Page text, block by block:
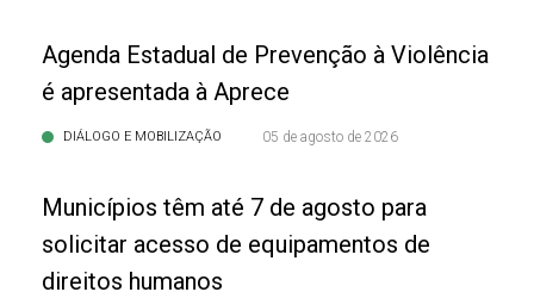
Agenda Estadual de Prevenção à Violência
é apresentada à Aprece
DIÁLOGO E MOBILIZAÇÃO 05 de agosto de 2026
Municípios têm até 7 de agosto para
solicitar acesso de equipamentos de
direitos humanos